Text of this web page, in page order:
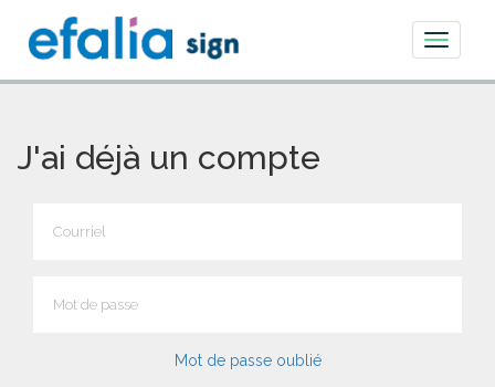
Toggle
J'ai déjà un compte
Mot de passe oublié